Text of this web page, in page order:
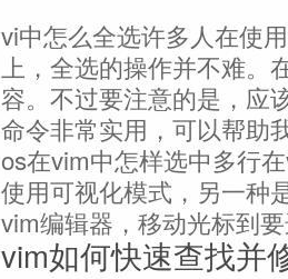
vi中怎么全选许多人在使
上，全选的操作并不难
容。不过要注意的是，应
命令非常实用，可以帮助
os在vim中怎样选中多行
使用可视化模式，另一种
vim编辑器，移动光标到
vim如何快速查找并